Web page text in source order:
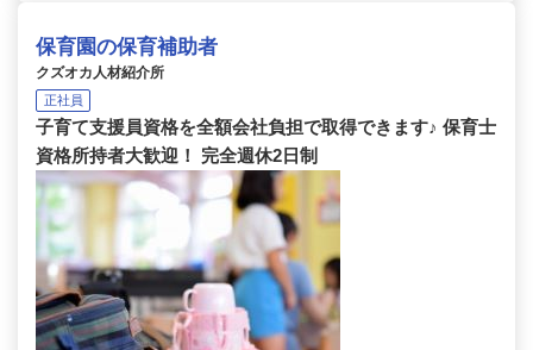
保育園の保育補助者
クズオカ人材紹介所
正社員
子育て支援員資格を全額会社負担で取得できます♪ 保育士
資格所持者大歓迎！ 完全週休2日制